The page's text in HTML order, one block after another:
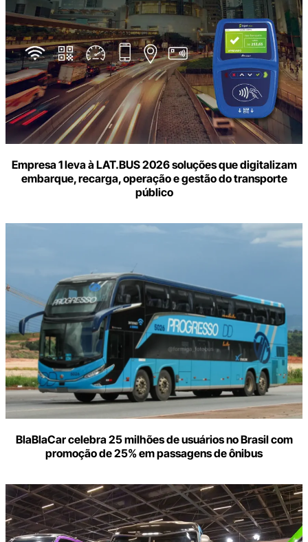
Empresa 1 leva à LAT.BUS 2026 soluções que digitalizam
embarque, recarga, operação e gestão do transporte
público
BlaBlaCar celebra 25 milhões de usuários no Brasil com
promoção de 25% em passagens de ônibus